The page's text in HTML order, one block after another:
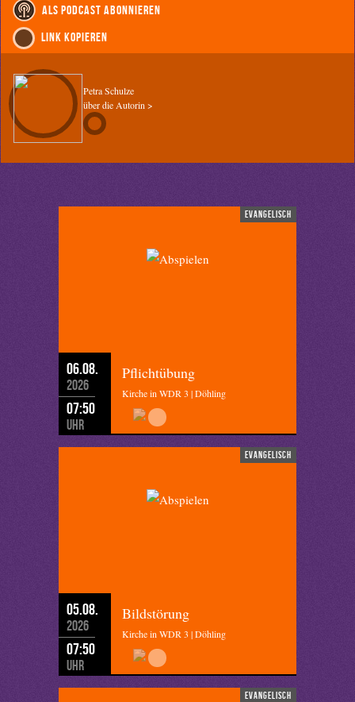
als Podcast abonnieren
Link kopieren
Petra Schulze
über die Autorin >
evangelisch
06.08.
2026
07:50
Uhr
Pflichtübung
Kirche in WDR 3 | Döhling
evangelisch
05.08.
2026
07:50
Uhr
Bildstörung
Kirche in WDR 3 | Döhling
evangelisch